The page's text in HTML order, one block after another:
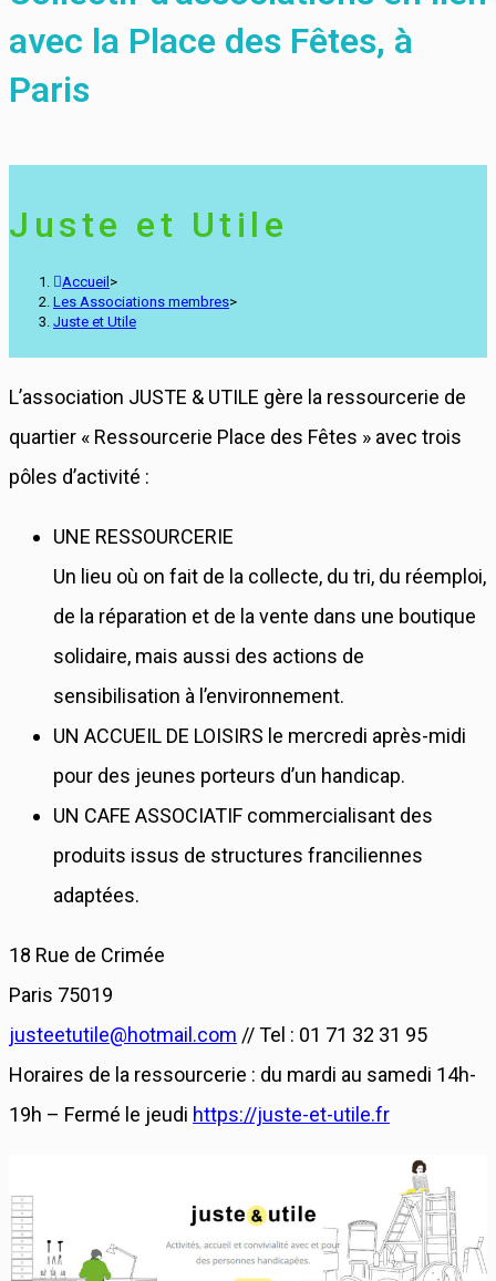
avec la Place des Fêtes, à
Paris
Juste et Utile
Accueil >
Les Associations membres>
Juste et Utile
L’association JUSTE & UTILE gère la ressourcerie de
quartier « Ressourcerie Place des Fêtes » avec trois
pôles d’activité :
UNE RESSOURCERIE
Un lieu où on fait de la collecte, du tri, du réemploi,
de la réparation et de la vente dans une boutique
solidaire, mais aussi des actions de
sensibilisation à l’environnement.
UN ACCUEIL DE LOISIRS le mercredi après-midi
pour des jeunes porteurs d’un handicap.
UN CAFE ASSOCIATIF commercialisant des
produits issus de structures franciliennes
adaptées.
18 Rue de Crimée
Paris 75019
justeetutile@hotmail.com // Tel : 01 71 32 31 95
Horaires de la ressourcerie : du mardi au samedi 14h-
19h – Fermé le jeudi https://juste-et-utile.fr